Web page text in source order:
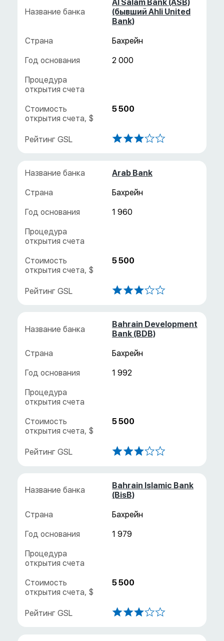
Al Salam Bank (ASB)
(бывший Ahli United
Bank)
Бахрейн
2 000
5 500
Arab Bank
Бахрейн
1 960
5 500
Bahrain Development
Bank (BDB)
Бахрейн
1 992
5 500
Bahrain Islamic Bank
(BisB)
Бахрейн
1 979
5 500